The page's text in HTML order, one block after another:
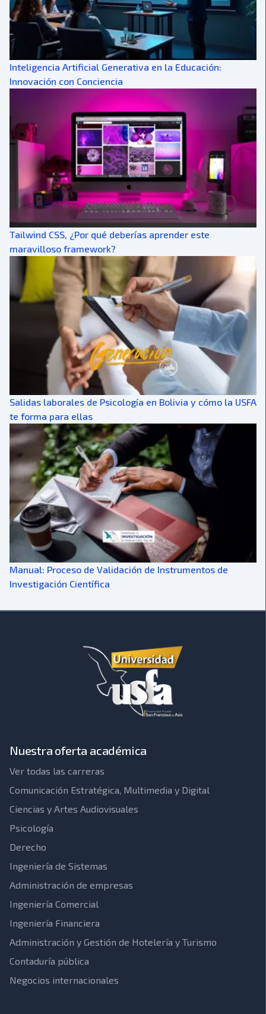
Inteligencia Artificial Generativa en la Educación:
Innovación con Conciencia
Tailwind CSS, ¿Por qué deberías aprender este
maravilloso framework?
Salidas laborales de Psicología en Bolivia y cómo la USFA
te forma para ellas
Manual: Proceso de Validación de Instrumentos de
Investigación Científica
Nuestra oferta académica
Ver todas las carreras
Comunicación Estratégica, Multimedia y Digital
Ciencias y Artes Audiovisuales
Psicología
Derecho
Ingeniería de Sistemas
Administración de empresas
Ingeniería Comercial
Ingeniería Financiera
Administración y Gestión de Hotelería y Turismo
Contaduría pública
Negocios internacionales